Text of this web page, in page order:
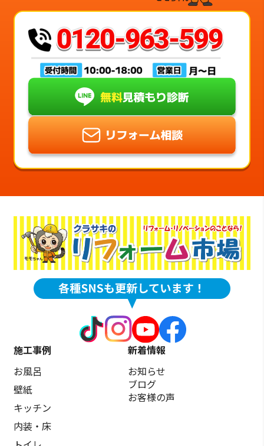
施工事例
お風呂
壁紙
キッチン
内装・床
新着情報
お知らせ
ブログ
お客様の声